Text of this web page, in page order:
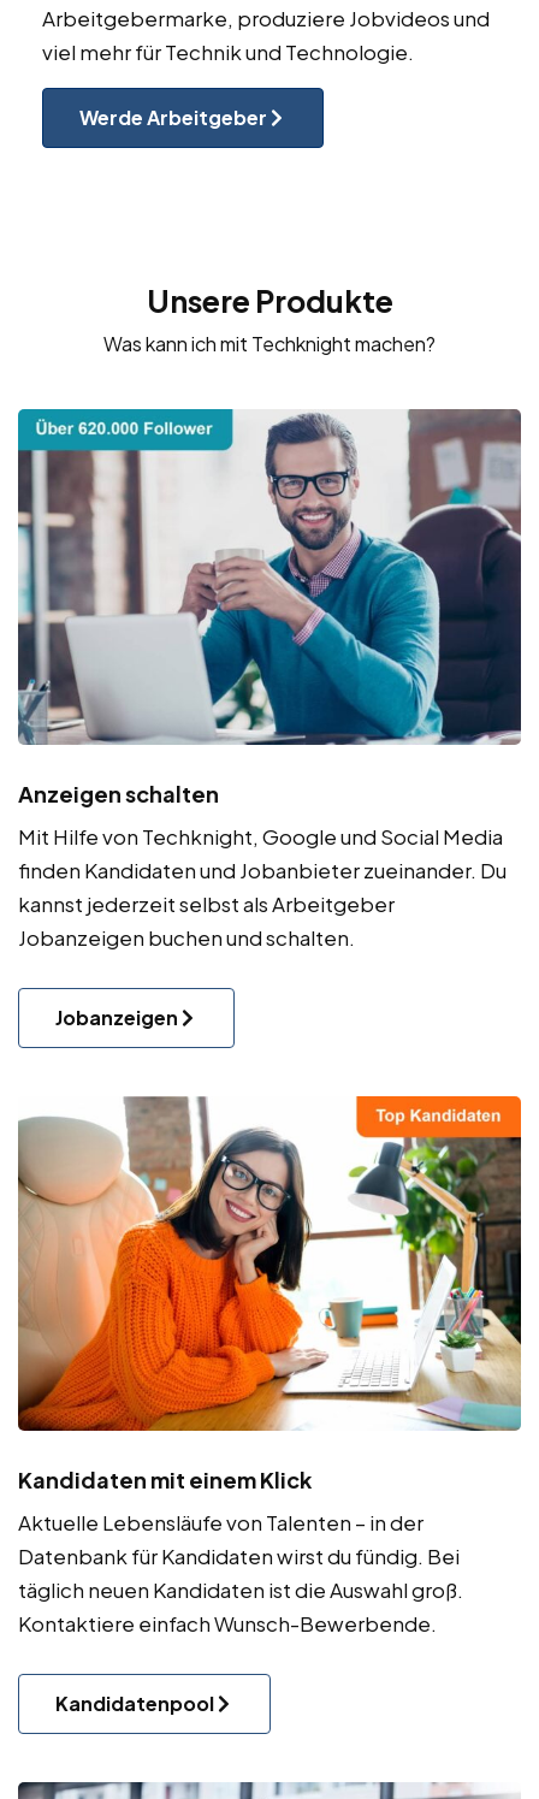
Arbeitgebermarke, produziere Jobvideos und
viel mehr für Technik und Technologie.
Werde Arbeitgeber
Unsere Produkte
Was kann ich mit Techknight machen?
Anzeigen schalten
Mit Hilfe von Techknight, Google und Social Media
finden Kandidaten und Jobanbieter zueinander. Du
kannst jederzeit selbst als Arbeitgeber
Jobanzeigen buchen und schalten.
Jobanzeigen
Kandidaten mit einem Klick
Aktuelle Lebensläufe von Talenten – in der
Datenbank für Kandidaten wirst du fündig. Bei
täglich neuen Kandidaten ist die Auswahl groß.
Kontaktiere einfach Wunsch-Bewerbende.
Kandidatenpool